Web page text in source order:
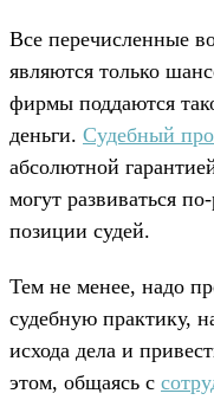
Все перечисленные
являются только
фирмы поддаются
деньги. Судебный
абсолютной
могут развиваться
позиции судей.
Тем не менее, надо
судебную практику,
исхода дела и
этом, общаясь с